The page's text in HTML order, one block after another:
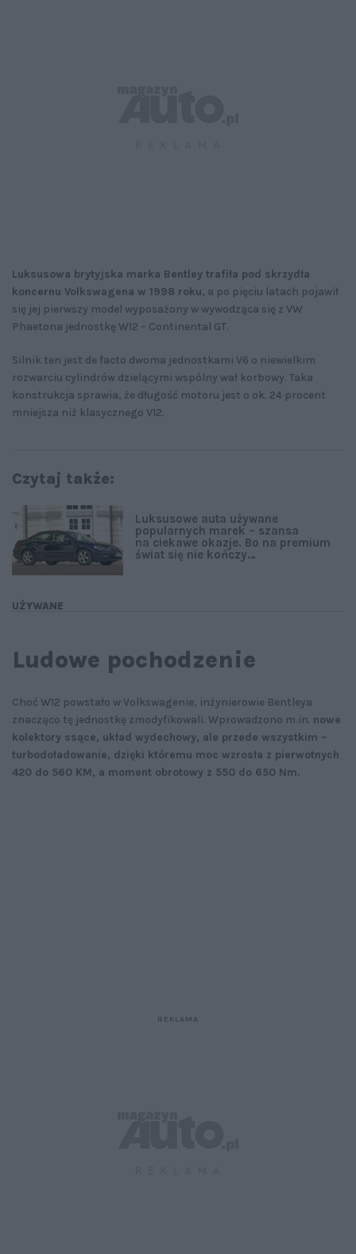
Luksusowa brytyjska marka Bentley trafiła pod skrzydła
koncernu Volkswagena w 1998 roku, a po pięciu latach pojawił
się jej pierwszy model wyposażony w wywodząca się z VW
Phaetona jednostkę W12 – Continental GT.
Silnik ten jest de facto dwoma jednostkami V6 o niewielkim
rozwarciu cylindrów dzielącymi wspólny wał korbowy. Taka
konstrukcja sprawia, że długość motoru jest o ok. 24 procent
mniejsza niż klasycznego V12.
Czytaj także:
UŻYWANE
Luksusowe auta używane
popularnych marek – szansa
na ciekawe okazje. Bo na premium
świat się nie kończy…
Ludowe pochodzenie
Choć W12 powstało w Volkswagenie, inżynierowie Bentleya
znacząco tę jednostkę zmodyfikowali. Wprowadzono m.in. nowe
kolektory ssące, układ wydechowy, ale przede wszystkim –
turbodoładowanie, dzięki któremu moc wzrosła z pierwotnych
420 do 560 KM, a moment obrotowy z 550 do 650 Nm.